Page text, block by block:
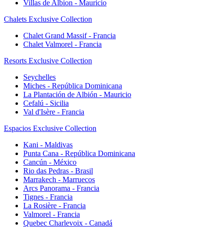
Villas de Albion - Mauricio
Chalets Exclusive Collection
Chalet Grand Massif - Francia
Chalet Valmorel - Francia
Resorts Exclusive Collection
Seychelles
Miches - República Dominicana
La Plantación de Albión - Mauricio
Cefalú - Sicilia
Val d'Isère - Francia
Espacios Exclusive Collection
Kani - Maldivas
Punta Cana - República Dominicana
Cancún - México
Rio das Pedras - Brasil
Marrakech - Marruecos
Arcs Panorama - Francia
Tignes - Francia
La Rosière - Francia
Valmorel - Francia
Quebec Charlevoix - Canadá